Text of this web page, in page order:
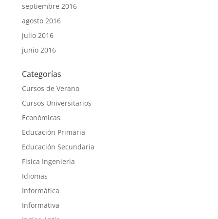
septiembre 2016
agosto 2016
julio 2016
junio 2016
Categorías
Cursos de Verano
Cursos Universitarios
Económicas
Educación Primaria
Educación Secundaria
Física Ingeniería
Idiomas
Informática
Informativa